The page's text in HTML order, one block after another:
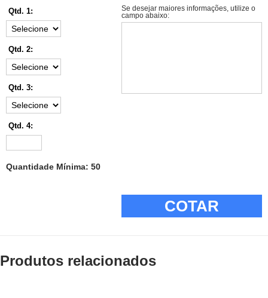
Qtd. 1:
Qtd. 2:
Qtd. 3:
Qtd. 4:
Quantidade Mínima: 50
Se desejar maiores informações, utilize o
campo abaixo:
COTAR
Produtos relacionados